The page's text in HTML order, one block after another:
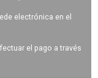
electrónica en el
el pago a través